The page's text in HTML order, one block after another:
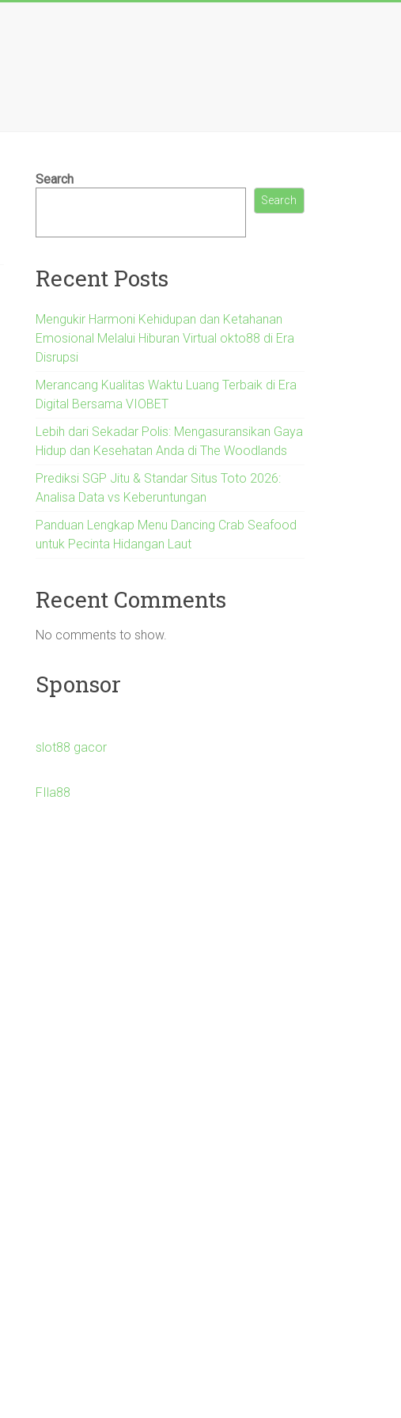
Search
Search
Recent Posts
Mengukir Harmoni Kehidupan dan Ketahanan
Emosional Melalui Hiburan Virtual okto88 di Era
Disrupsi
Merancang Kualitas Waktu Luang Terbaik di Era
Digital Bersama VIOBET
Lebih dari Sekadar Polis: Mengasuransikan Gaya
Hidup dan Kesehatan Anda di The Woodlands
Prediksi SGP Jitu & Standar Situs Toto 2026:
Analisa Data vs Keberuntungan
Panduan Lengkap Menu Dancing Crab Seafood
untuk Pecinta Hidangan Laut
Recent Comments
No comments to show.
Sponsor
slot88 gacor
FIla88